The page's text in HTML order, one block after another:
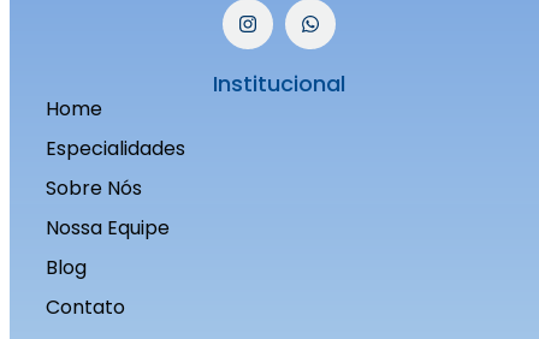
Institucional
Home
Especialidades
Sobre Nós
Nossa Equipe
Blog
Contato